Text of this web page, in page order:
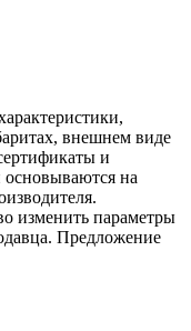
внешнем виде
и
основываются на
изменить параметры
Предложение